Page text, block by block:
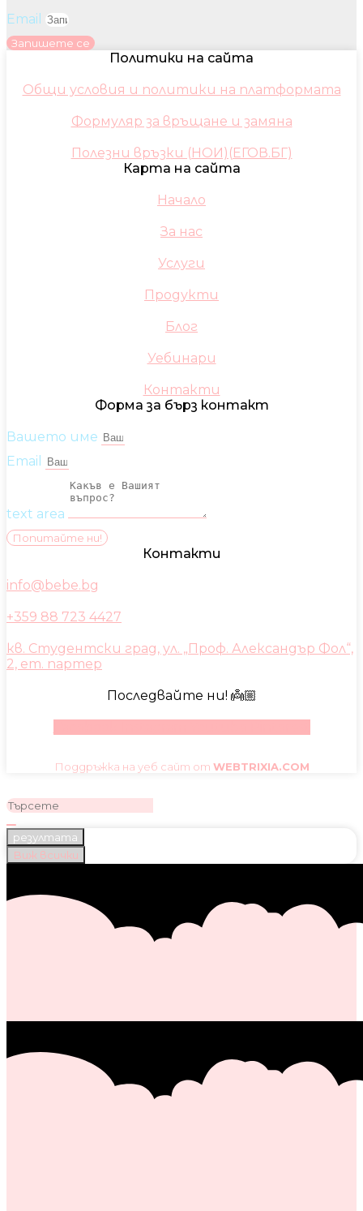
Email
Запишете се
Политики на сайта
Общи условия и политики на платформата
Формуляр за връщане и замяна
Полезни връзки (НОИ)(ЕГОВ.БГ)
Карта на сайта
Начало
За нас
Услуги
Продукти
Блог
Уебинари
Контакти
Форма за бърз контакт
Вашето име
Email
text area
Попитайте ни!
Контакти
info@bebe.bg
+359 88 723 4427
кв. Студентски град, ул. „Проф. Александър Фол“,
2, ет. партер
Последвайте ни! 👼🏼
Поддръжка на уеб сайт от WEBTRIXIA.COM
резултата
Виж всички